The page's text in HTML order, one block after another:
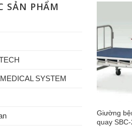
SẢN PHẨM
SYSTEM
Giường
quay